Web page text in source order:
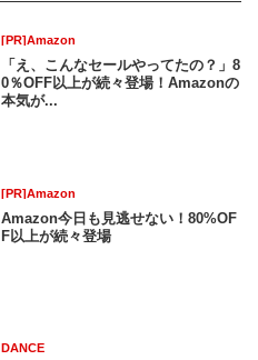
[PR]Amazon
「え、こんなセールやってたの？」8
0％OFF以上が続々登場！Amazonの
本気が...
[PR]Amazon
Amazon今日も見逃せない！80%OF
F以上が続々登場
DANCE